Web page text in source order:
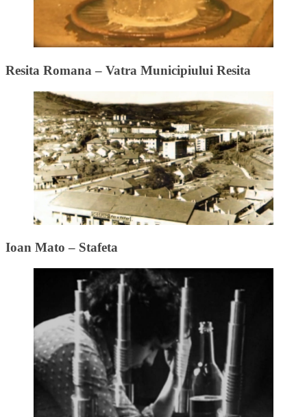
Resita Romana – Vatra Municipiului Resita
Ioan Mato – Stafeta